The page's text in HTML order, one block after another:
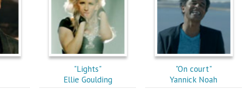
"Lights"
Ellie Goulding
"On court"
Yannick Noah